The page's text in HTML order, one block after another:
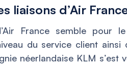
liaisons d’Air
France semble pour
du service client
néerlandaise KLM s’est